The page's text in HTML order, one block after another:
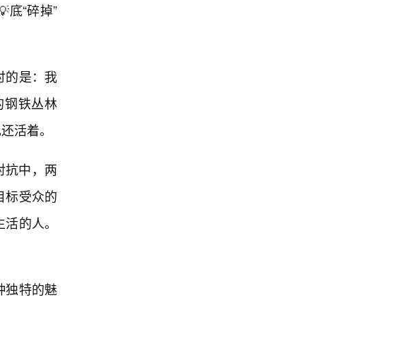
底“碎掉”
的是：我
钢铁丛林
活着。
抗中，两
标受众的
的人。
独特的魅